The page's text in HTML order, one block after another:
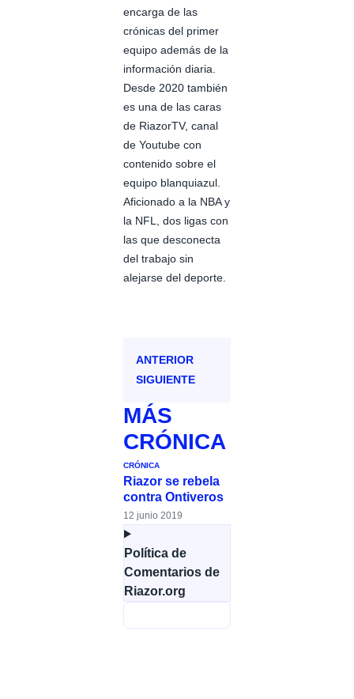
encarga de las
crónicas del primer
equipo además de la
información diaria.
Desde 2020 también
es una de las caras
de RiazorTV, canal
de Youtube con
contenido sobre el
equipo blanquiazul.
Aficionado a la NBA y
la NFL, dos ligas con
las que desconecta
del trabajo sin
alejarse del deporte.
ANTERIOR
SIGUIENTE
MÁS
CRÓNICA
CRÓNICA
Riazor se rebela
contra Ontiveros
12 junio 2019
Política de
Comentarios de
Riazor.org